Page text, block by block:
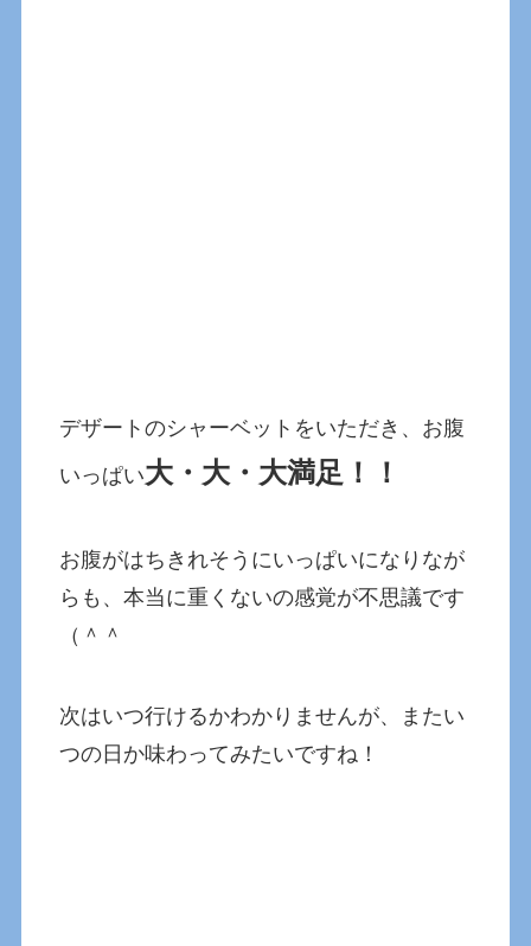
デザートのシャーベットをいただき、お腹
いっぱい大・大・大満足！！
お腹がはちきれそうにいっぱいになりなが
らも、本当に重くないの感覚が不思議です
（＾＾
次はいつ行けるかわかりませんが、またい
つの日か味わってみたいですね！